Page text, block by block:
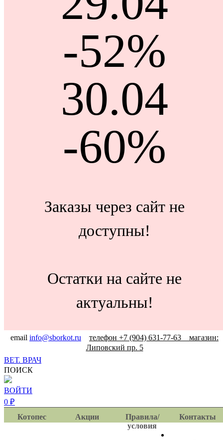
-52%
30.04
-60%
Заказы через сайт не
доступны!
Остатки на сайте не
актуальны!
email info@sborkot.ru
телефон +7 (904) 631-77-63 магазин:
Липовский пр. 5
ВЕТ. ВРАЧ
ПОИСК
ВОЙТИ
0 ₽
Котопес Акции
Правила/
условия
Контакты